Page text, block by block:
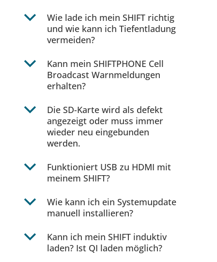
b
Wie lade ich mein SHIFT richtig
und wie kann ich Tiefentladung
vermeiden?
b
Kann mein SHIFTPHONE Cell
Broadcast Warnmeldungen
erhalten?
b
Die SD-Karte wird als defekt
angezeigt oder muss immer
wieder neu eingebunden
werden.
b
Funktioniert USB zu HDMI mit
meinem SHIFT?
b
Wie kann ich ein Systemupdate
manuell installieren?
b
Kann ich mein SHIFT induktiv
laden? Ist QI laden möglich?